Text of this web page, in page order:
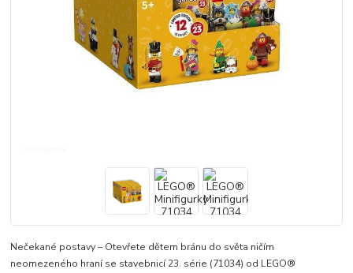
Nečekané postavy – Otevřete dětem bránu do světa ničím
neomezeného hraní se stavebnicí 23. série (71034) od LEGO®